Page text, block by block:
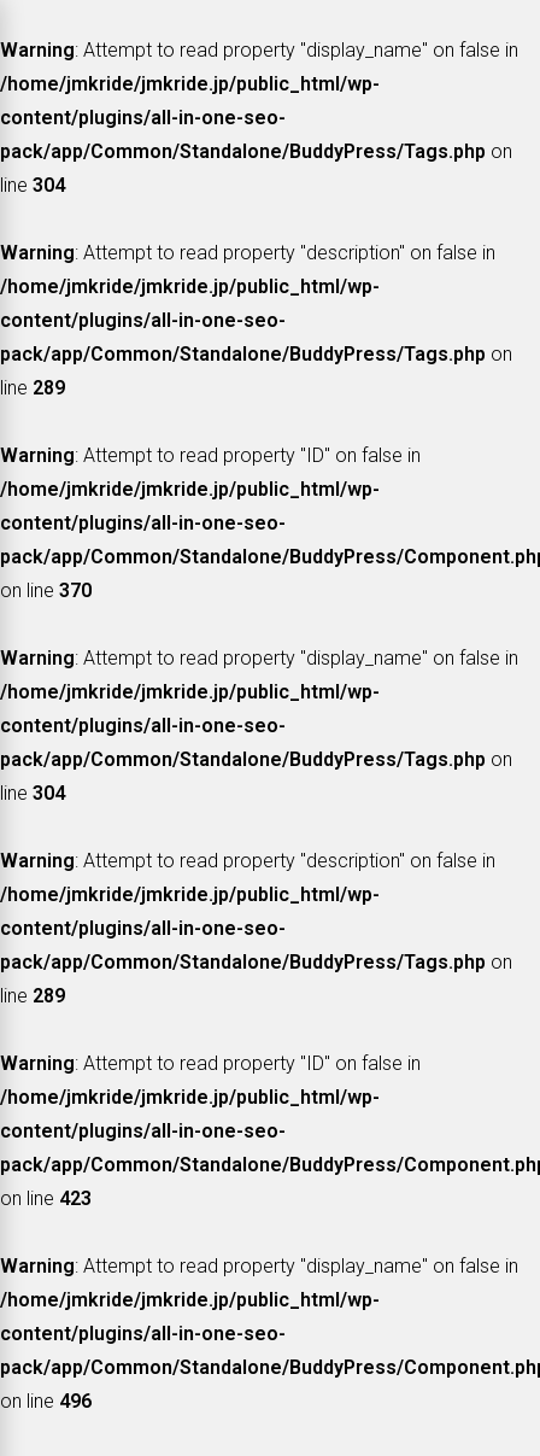
Warning: Attempt to read property "display_name" on false in
/home/jmkride/jmkride.jp/public_html/wp-
content/plugins/all-in-one-seo-
pack/app/Common/Standalone/BuddyPress/Tags.php on
line 304
Warning: Attempt to read property "description" on false in
/home/jmkride/jmkride.jp/public_html/wp-
content/plugins/all-in-one-seo-
pack/app/Common/Standalone/BuddyPress/Tags.php on
line 289
Warning: Attempt to read property "ID" on false in
/home/jmkride/jmkride.jp/public_html/wp-
content/plugins/all-in-one-seo-
pack/app/Common/Standalone/BuddyPress/
on line 370
Warning: Attempt to read property "display_name" on false in
/home/jmkride/jmkride.jp/public_html/wp-
content/plugins/all-in-one-seo-
pack/app/Common/Standalone/BuddyPress/Tags.php on
line 304
Warning: Attempt to read property "description" on false in
/home/jmkride/jmkride.jp/public_html/wp-
content/plugins/all-in-one-seo-
pack/app/Common/Standalone/BuddyPress/Tags.php on
line 289
Warning: Attempt to read property "ID" on false in
/home/jmkride/jmkride.jp/public_html/wp-
content/plugins/all-in-one-seo-
pack/app/Common/Standalone/BuddyPress/
on line 423
Warning: Attempt to read property "display_name" on false in
/home/jmkride/jmkride.jp/public_html/wp-
content/plugins/all-in-one-seo-
pack/app/Common/Standalone/BuddyPress/
on line 496